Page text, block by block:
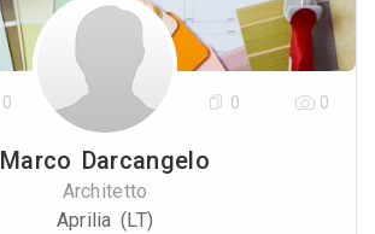
Marco Darcangelo
Architetto
Aprilia (LT)
0 0 0